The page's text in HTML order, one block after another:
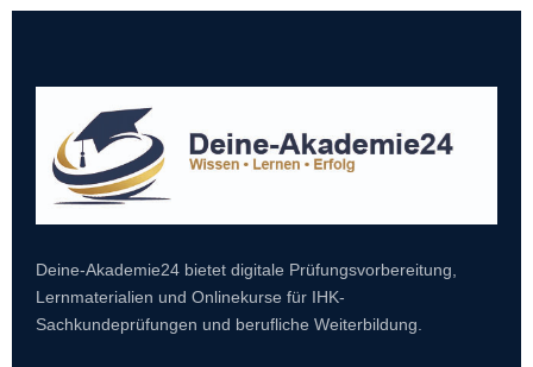
Deine-Akademie24 bietet digitale Prüfungsvorbereitung,
Lernmaterialien und Onlinekurse für IHK-
Sachkundeprüfungen und berufliche Weiterbildung.